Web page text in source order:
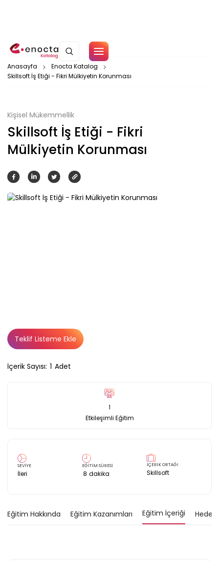
Çerez Politikamız
Anasayfa
Enocta Katalog
Skillsoft İş Etiği - Fikri Mülkiyetin Korunması
Kişisel Mükemmellik
Skillsoft İş Etiği - Fikri
Mülkiyetin Korunması
İçerik Sayısı: 1 Adet
1
Etkileşimli Eğitim
SEVİYE
İleri
EĞİTİM SÜRESİ
8 dakika
İÇERİK ORTAĞI
Skillsoft
Teklif Listeme Ekle
Eğitim Hakkında Eğitim Kazanımları Eğitim İçeriği Hedef